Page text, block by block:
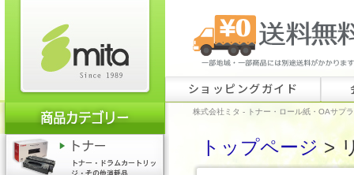
ショッピングガイド
株式会社ミタ - トナー・ロール紙・OAサプ
トップページ>